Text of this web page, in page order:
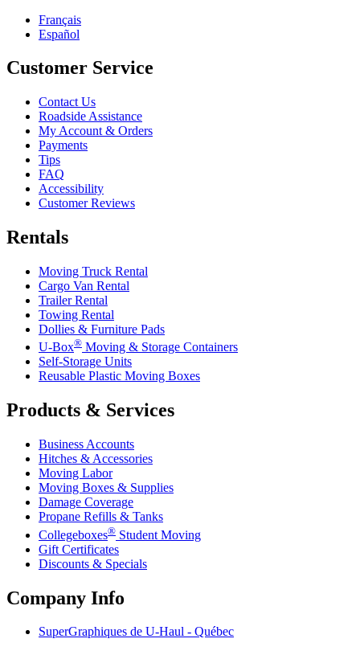
Français
Español
Customer Service
Contact Us
Roadside Assistance
My Account & Orders
Payments
Tips
FAQ
Accessibility
Customer Reviews
Rentals
Moving Truck Rental
Cargo Van Rental
Trailer Rental
Towing Rental
Dollies & Furniture Pads
U-Box® Moving & Storage Containers
Self-Storage Units
Reusable Plastic Moving Boxes
Products & Services
Business Accounts
Hitches & Accessories
Moving Labor
Moving Boxes & Supplies
Damage Coverage
Propane Refills & Tanks
Collegeboxes® Student Moving
Gift Certificates
Discounts & Specials
Company Info
SuperGraphiques de U-Haul - Québec